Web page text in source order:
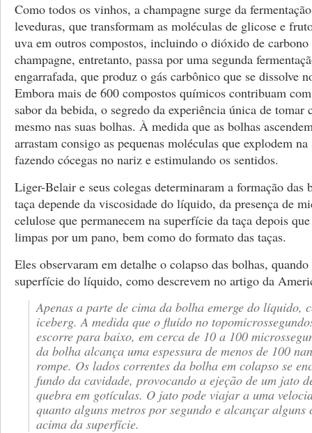
Como todos os vinhos, a champagne surge da
leveduras, que transformam as moléculas de glicose e
uva em outros compostos, incluindo o dióxido de
champagne, entretanto, passa por uma segunda
engarrafada, que produz o gás carbônico que se dissolve
Embora mais de 600 compostos químicos contribuam
sabor da bebida, o segredo da experiência única de tomar
mesmo nas suas bolhas. À medida que as bolhas
arrastam consigo as pequenas moléculas que explodem
fazendo cócegas no nariz e estimulando os sentidos.
Liger-Belair e seus colegas determinaram a formação das
taça depende da viscosidade do líquido, da presença de
celulose que permanecem na superfície da taça depois que
limpas por um pano, bem como do formato das taças.
Eles observaram em detalhe o colapso das bolhas,
superfície do líquido, como descrevem no artigo da
Apenas a parte de cima da bolha emerge do líquido,
iceberg. A medida que o fluído no
escorre para baixo, em cerca de 10 a 100
da bolha alcança uma espessura de menos de 100
rompe. Os lados correntes da bolha em colapso se
fundo da cavidade, provocando a ejeção de um jato
quebra em gotículas. O jato pode viajar a uma
quanto alguns metros por segundo e alcançar alguns
acima da superfície.